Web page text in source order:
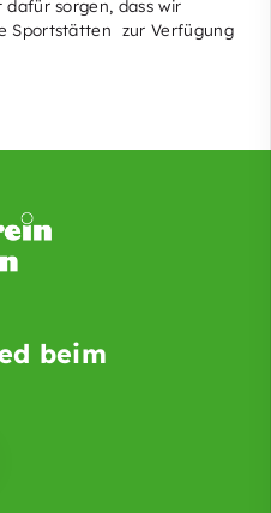
sorgen, dass wir
Sportstätten zur Verfügung
beim